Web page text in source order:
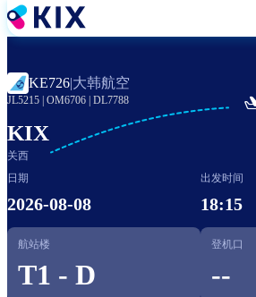
跳
转
主
要
容
KE726|大韩航空
JL5215 OM6706 DL7788
KIX
关西
日期
2026-08-08
出发时间
18:15
航站楼
T1 - D
登机口
--